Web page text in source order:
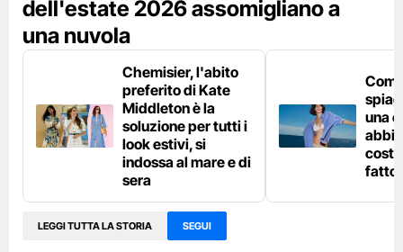
dell'estate 2026 assomigliano a
una nuvola
Chemisier, l'abito
preferito di Kate
Middleton è la
soluzione per tutti i
look estivi, si
indossa al mare e di
sera
una
fatto
LEGGI TUTTA LA STORIA SEGUI